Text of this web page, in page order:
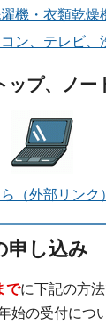
機・衣類乾
ン、テレビ、
プ、ノー
（外部リンク）
申し込み
でに下記の方
始の受付に